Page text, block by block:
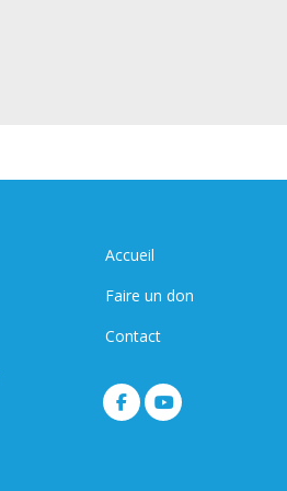
Accueil
Faire un don
Contact
facebookyoutube